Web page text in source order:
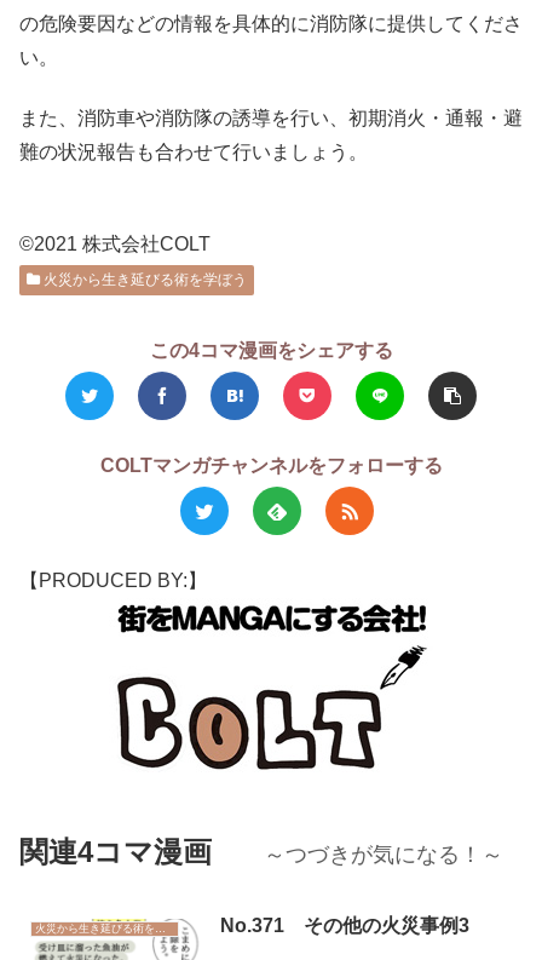
の危険要因などの情報を具体的に消防隊に提供してくださ
い。
また、消防車や消防隊の誘導を行い、初期消火・通報・避
難の状況報告も合わせて行いましょう。
©2021 株式会社COLT
火災から生き延びる術を学ぼう
この4コマ漫画をシェアする
COLTマンガチャンネルをフォローする
【PRODUCED BY:】
関連4コマ漫画 ～つづきが気になる！～
火災から生き延びる術を学ぼう No.371 その他の火災事例3